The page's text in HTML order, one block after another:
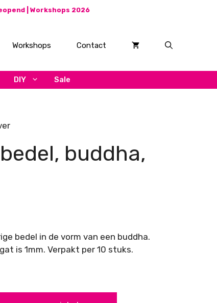
| Workshops 2026
Workshops Contact
DIY Sale
buddha,
bedel in de vorm van een buddha.
is 1mm. Verpakt per 10 stuks.